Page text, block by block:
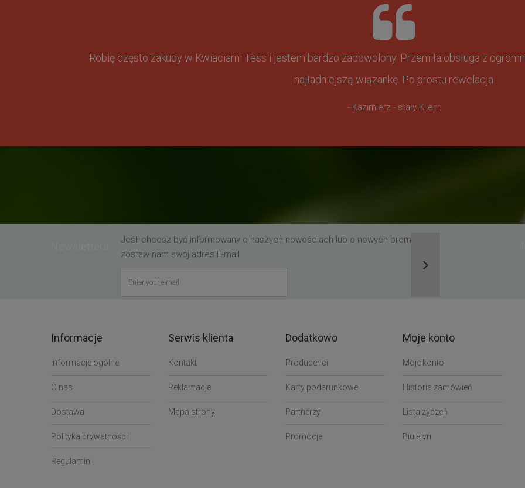
Robię często zakupy w Kwiaciarni Tess i jestem bardzo zadowolony. Przemiła obsługa z
najładniejszą wiązankę. Po prostu rewelacja
- Kazimierz - stały Klient
Jeśli chcesz być informowany o naszych nowościach lub o nowych promocjach,
zostaw nam swój adres E-mail
Informacje
Informacje ogólne
O nas
Dostawa
Polityka prywatności
Regulamin
Serwis klienta
Kontakt
Reklamacje
Mapa strony
Dodatkowo
Producenci
Karty podarunkowe
Partnerzy
Promocje
Moje konto
Moje konto
Historia zamówień
Lista życzeń
Biuletyn